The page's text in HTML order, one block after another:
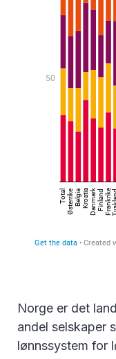
Norge er det
andel selskaper
lønnssystem for